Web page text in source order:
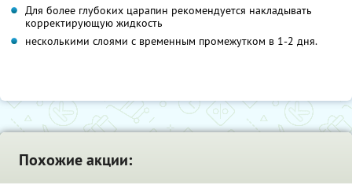
Для более глубоких царапин рекомендуется накладывать
корректирующую жидкость
несколькими слоями с временным промежутком в 1-2 дня.
Похожие акции: